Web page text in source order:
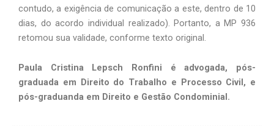
contudo, a exigência de comunicação a este, dentro de 10
dias, do acordo individual realizado). Portanto, a MP 936
retomou sua validade, conforme texto original.
Paula Cristina Lepsch Ronfini é advogada, pós-
graduada em Direito do Trabalho e Processo Civil, e
pós-graduanda em Direito e Gestão Condominial.